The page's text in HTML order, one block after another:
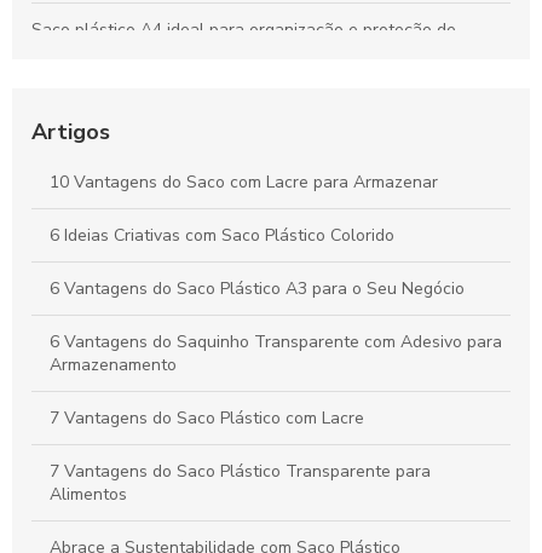
Saco plástico A4 ideal para organização e proteção de
seu uso
Saco polipropileno como solução versátil para
armazenamento e transporte
Como Escolher Saco Plástico Transparente para Diversas
Aplicações
Artigos
10 Vantagens do Saco com Lacre para Armazenar
6 Ideias Criativas com Saco Plástico Colorido
6 Vantagens do Saco Plástico A3 para o Seu Negócio
6 Vantagens do Saquinho Transparente com Adesivo para
Armazenamento
7 Vantagens do Saco Plástico com Lacre
7 Vantagens do Saco Plástico Transparente para
Alimentos
Abrace a Sustentabilidade com Saco Plástico